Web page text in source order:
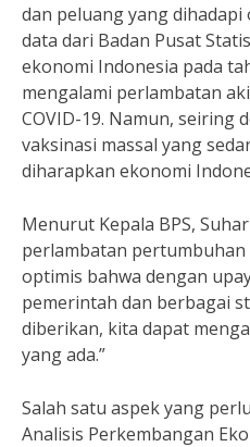
dan peluang yang
data dari Badan Pusat
ekonomi Indonesia pada
mengalami perlambatan
COVID-19. Namun, seiring
vaksinasi massal yang
diharapkan ekonomi
Menurut Kepala BPS,
perlambatan
optimis bahwa dengan
pemerintah dan berbagai
diberikan, kita dapat
yang ada.”
Salah satu aspek yang
Analisis Perkembangan